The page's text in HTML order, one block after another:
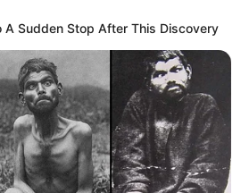
A Sudden Stop After This Discovery